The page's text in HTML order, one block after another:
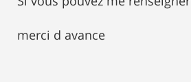
e
merci d avance